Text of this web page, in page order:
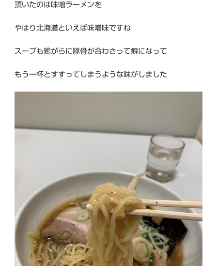
頂いたのは味噌ラーメンを
やはり北海道といえば味噌味ですね
スープも鶏がらに豚骨が合わさって癖になって
もう一杯とすすってしまうような味がしました